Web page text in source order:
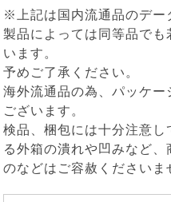
※上記は国内流通品のデー
製品によっては同等品で
います。
予めご了承ください。
海外流通品の為、パッケ
ございます。
検品、梱包には十分注意
る外箱の潰れや凹みなど
のなどはご容赦くださいま